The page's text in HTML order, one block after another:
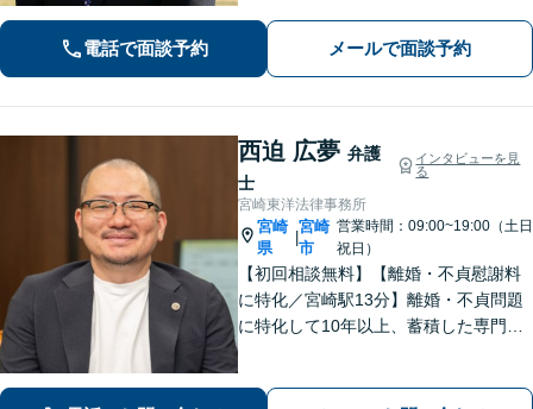
解決します【離婚問題】最善の解決方
法をご提案します【交通事故】適切な
賠償金・後遺障害認定を獲得します
電話で面談予約 メールで面談予約
西迫 広夢 弁護
士
インタビューを見
る
宮崎東洋法律事務所
宮崎
県
|
宮崎
市
営業時間：09:00~19:00（土日
祝日）
【初回相談無料】【離婚・不貞慰謝料
に特化／宮崎駅13分】離婚・不貞問題
に特化して10年以上、蓄積した専門知
な交渉で、あなたの新たな人生への一